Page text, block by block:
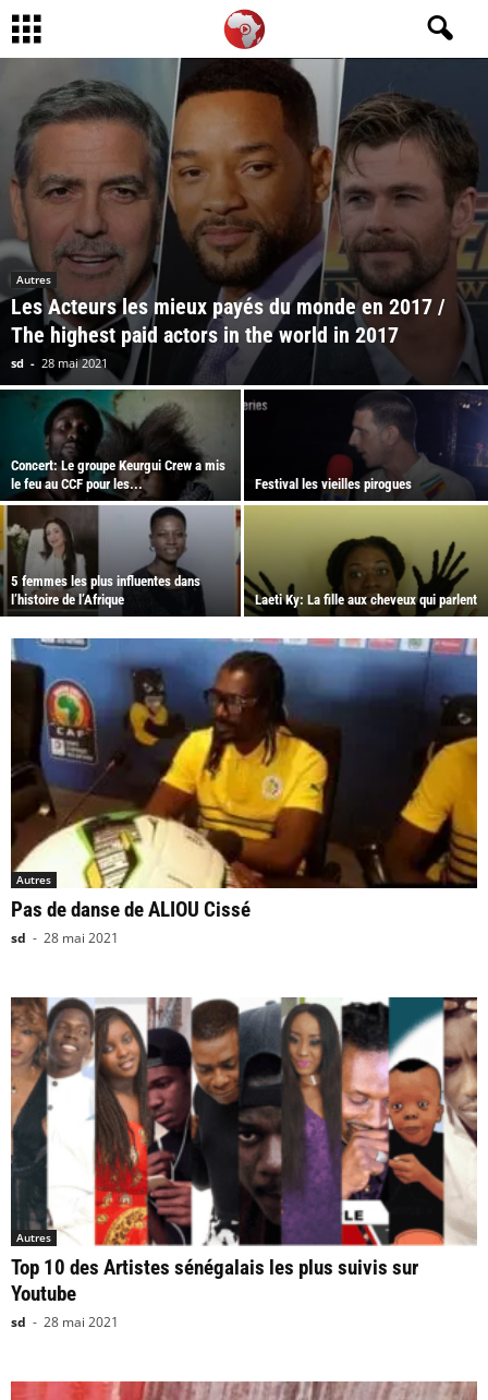
Autres
Les Acteurs les mieux payés du monde en 2017 /
The highest paid actors in the world in 2017
sd - 28 mai 2021
Concert: Le groupe Keurgui Crew a mis
le feu au CCF pour les...
Festival les vieilles pirogues
5 femmes les plus influentes dans
l’histoire de l’Afrique
Laeti Ky: La fille aux cheveux qui parlent
Autres
Pas de danse de ALIOU Cissé
sd - 28 mai 2021
Autres
Top 10 des Artistes sénégalais les plus suivis sur
Youtube
sd - 28 mai 2021